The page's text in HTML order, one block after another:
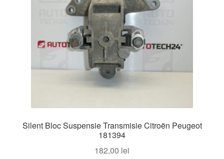
Silent Bloc Suspensie Transmisie Citroën Peugeot
181394
182,00 lei